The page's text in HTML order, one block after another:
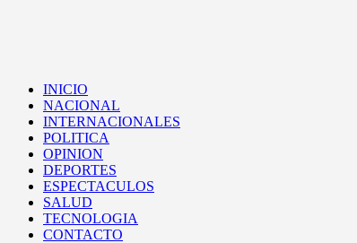
INICIO
NACIONAL
INTERNACIONALES
POLITICA
OPINION
DEPORTES
ESPECTACULOS
SALUD
TECNOLOGIA
CONTACTO